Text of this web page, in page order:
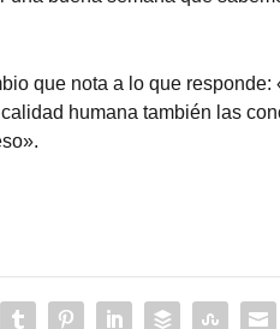
que nota a lo que
humana también las